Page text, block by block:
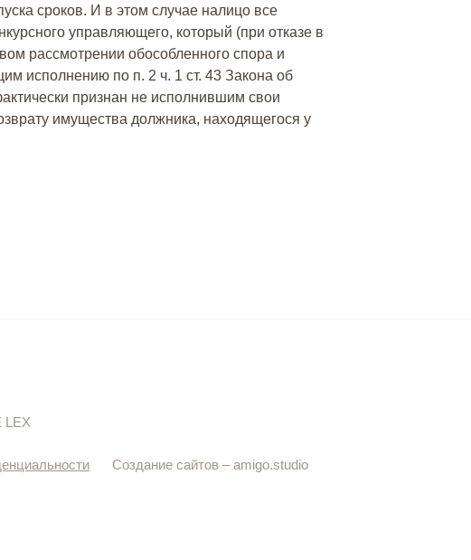
сроков. И в этом случае налицо все
управляющего, который (при отказе в
рассмотрении обособленного спора и
исполнению по п. 2 ч. 1 ст. 43 Закона об
признан не исполнившим свои
имущества должника, находящегося у
LEX
Создание сайтов –amigo.studio